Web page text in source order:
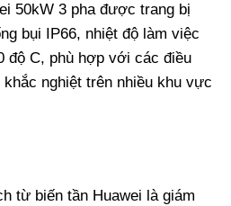
50kW 3 pha được trang bị
bụi IP66, nhiệt độ làm việc
độ C, phù hợp với các điều
nghiệt trên nhiều khu vực
từ biến tần Huawei là giám